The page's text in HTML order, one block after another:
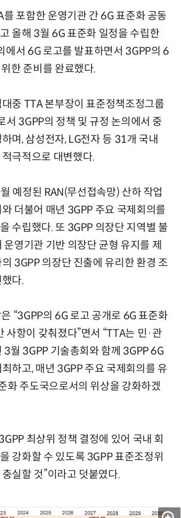
포함한 운영기관 간 6G 표준화 공동
올해 3월 6G 표준화 일정을 수립한
에서 6G 로고를 발표하면서 3GPP의 6
한 준비를 완료했다.
중 TTA 본부장이 표준정책조정그룹
서 3GPP의 정책 및 규정 논의에서 중
며, 삼성전자, LG전자 등 31개 국내
극적으로 대변했다.
예정된 RAN(무선접속망) 산하 작업
더불어 매년 3GPP 주요 국제회의를
수립했다. 또 3GPP 의장단 지역별 불
영기관 기반 의장단 균형 유지를 제
3GPP 의장단 진출에 유리한 환경 조
다.
“3GPP의 6G 로고 공개로 6G 표준화
사항이 갖춰졌다”면서 “TTA는 민·관
3월 3GPP 기술총회와 함께 3GPP 6G
하고, 매년 3GPP 주요 국제회의를 유
화 주도국으로서의 위상을 강화하겠
최상위 정책 결정에 있어 국내 회
강화할 수 있도록 3GPP 표준조정위
실할 것”이라고 덧붙였다.